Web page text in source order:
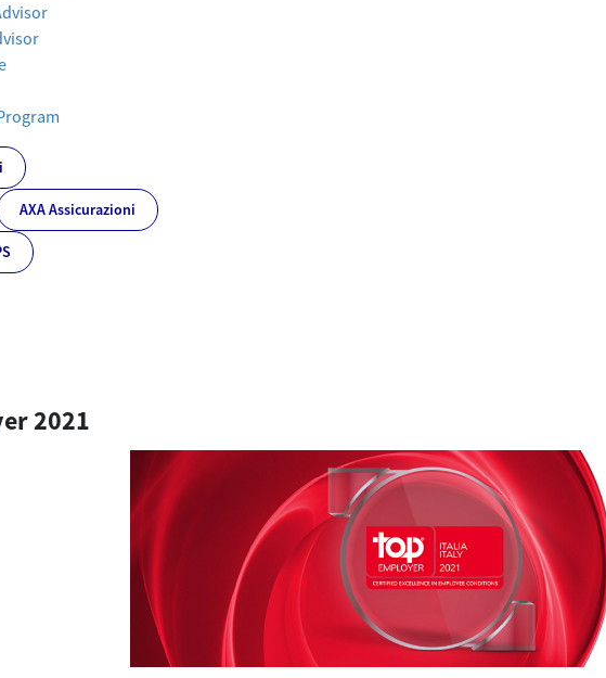
AXA Assicurazioni
2021